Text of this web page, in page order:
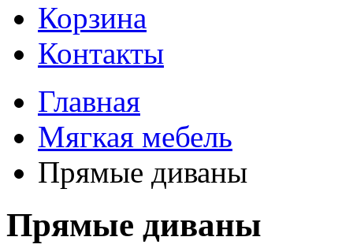
Корзина
Контакты
Главная
Мягкая мебель
Прямые диваны
Прямые диваны